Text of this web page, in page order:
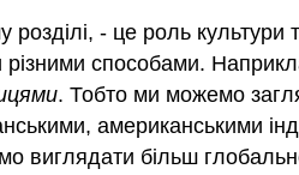
- це роль культури
різними способами.
. Тобто ми можемо
американськими
виглядати більш